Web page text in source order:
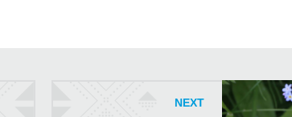
NEXT